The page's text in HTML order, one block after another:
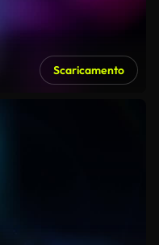
Scaricamento